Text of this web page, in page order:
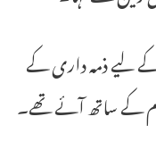
کے لیے ذمہ داری کے
کے ساتھ آئے تھے۔